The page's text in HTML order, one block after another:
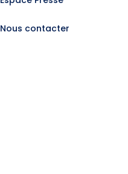
Nous contacter